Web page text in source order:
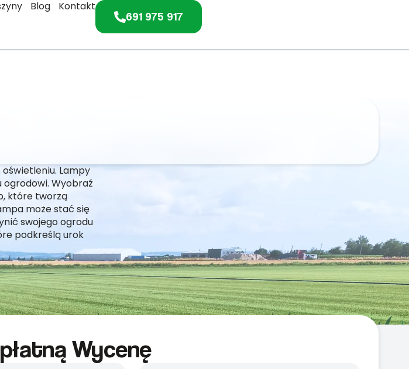
Blog Kontakt
691 975 917
Lampy
Wyobraź
które tworzą
może stać się
swojego ogrodu
podkreślą urok
Wycenę